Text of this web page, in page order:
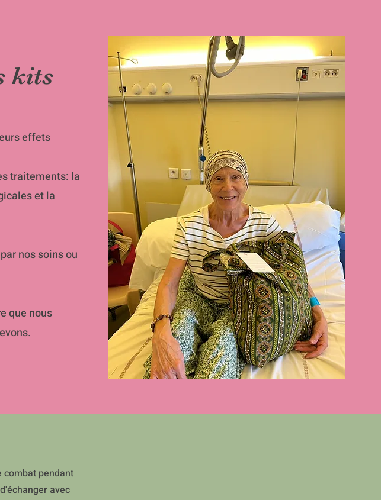
kits
effets
traitements: la
et la
nos soins ou
que nous
combat pendant
avec